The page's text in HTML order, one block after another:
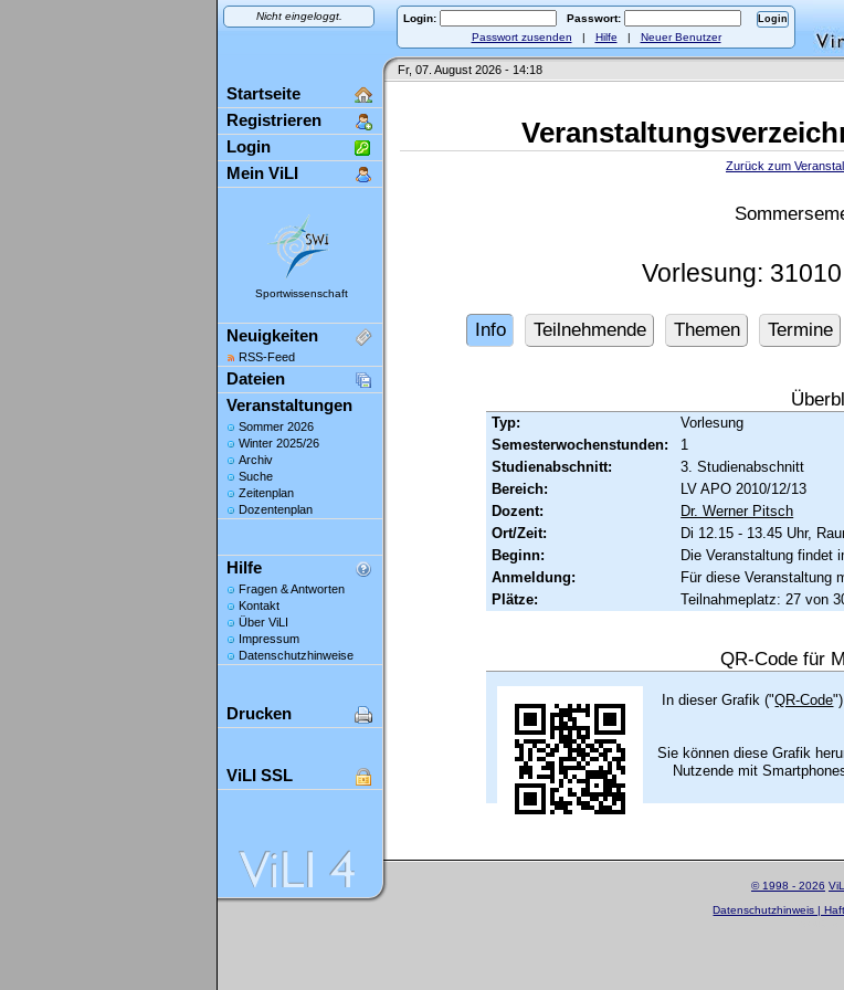
Nicht eingeloggt. Login:
Passwort:
Passwort zusenden | Hilfe | Neuer Benutzer
Fr, 07. August 2026 - 14:18
Startseite
Registrieren
Login
Mein ViLI
Sportwissenschaft
Neuigkeiten
RSS-Feed
Dateien
Veranstaltungen
Sommer 2026
Winter 2025/26
Archiv
Suche
Zeitenplan
Dozentenplan
Hilfe
Fragen & Antworten
Kontakt
Über ViLI
Impressum
Datenschutzhinweise
Drucken
ViLI SSL
Zurück zum
Vorlesung:
Info Teilnehmende Themen Termine
Typ:
Vorlesung
Semesterwochenstunden:
1
Studienabschnitt:
3. Studienabschnitt
Bereich:
LV APO 2010/12/13
Dozent:
Dr. Werner Pitsch
Ort/Zeit:
Di 12.15 - 13.45 Uhr,
Beginn:
Die Veranstaltung findet
Anmeldung:
Für diese Veranstaltung
Plätze:
Teilnahmeplatz: 27 von
QR-Code für
In dieser Grafik ("QR-Code
Sie können diese Grafik
Nutzende mit
© 1998 - 2026
Datenschutzhinweis |